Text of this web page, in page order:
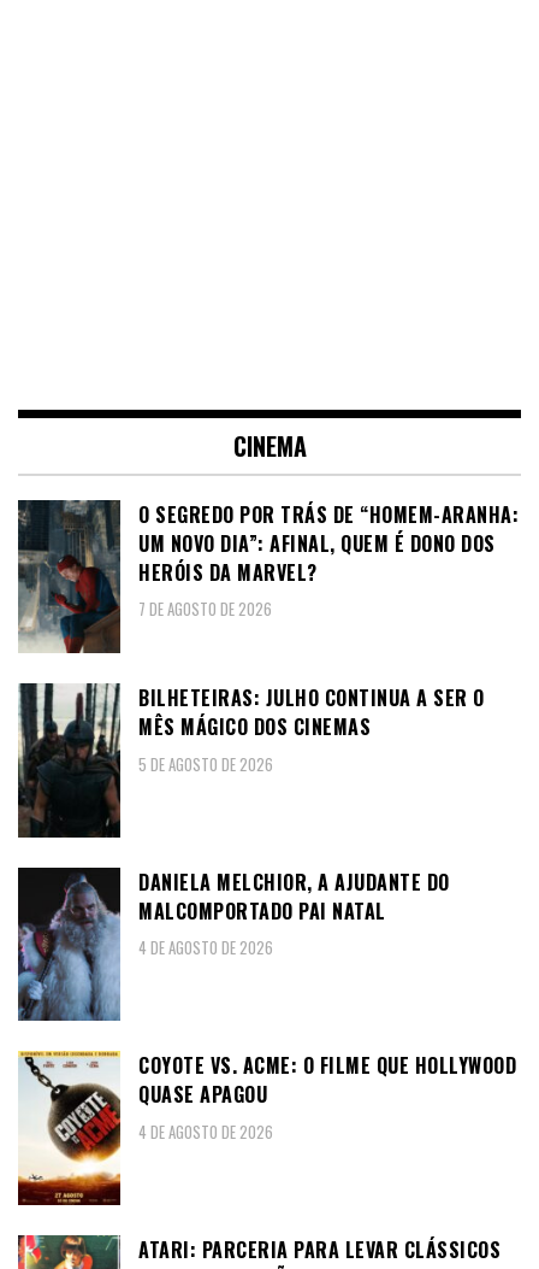
CINEMA
O SEGREDO POR TRÁS DE “HOMEM-ARANHA:
UM NOVO DIA”: AFINAL, QUEM É DONO DOS
HERÓIS DA MARVEL?
7 DE AGOSTO DE 2026
BILHETEIRAS: JULHO CONTINUA A SER O
MÊS MÁGICO DOS CINEMAS
5 DE AGOSTO DE 2026
DANIELA MELCHIOR, A AJUDANTE DO
MALCOMPORTADO PAI NATAL
4 DE AGOSTO DE 2026
COYOTE VS. ACME: O FILME QUE HOLLYWOOD
QUASE APAGOU
4 DE AGOSTO DE 2026
ATARI: PARCERIA PARA LEVAR CLÁSSICOS